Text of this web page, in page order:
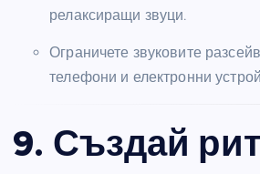
релаксиращи звуци.
Ограничете звуковите
телефони и електронни
9. Създай